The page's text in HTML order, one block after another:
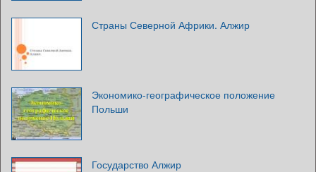
Страны Северной Африки. Алжир
Экономико-географическое положение
Польши
Государство Алжир